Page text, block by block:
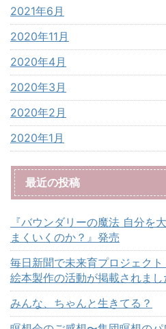
2021年6月
2020年11月
2020年4月
2020年3月
2020年2月
2020年1月
最近の投稿
『バウンダリーの魔法 自分を
まくいくのか？』発売
毎日新聞で未来育プロジェクト
絵本製作の活動が掲載されまし
みんな、ちゃんと生きてる？